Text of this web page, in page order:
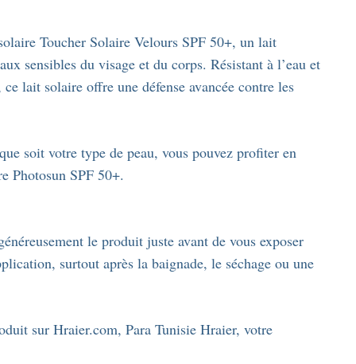
Toucher Solaire Velours SPF 50+, un lait
sensibles du visage et du corps. Résistant à l’eau et
lait solaire offre une défense avancée contre les
soit votre type de peau, vous pouvez profiter en
Photosun SPF 50+.
le produit juste avant de vous exposer
surtout après la baignade, le séchage ou une
sur Hraier.com, Para Tunisie Hraier, votre